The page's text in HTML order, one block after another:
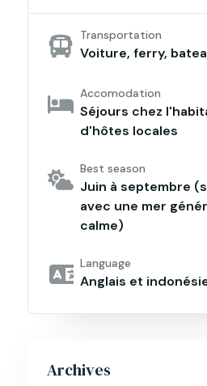
Transportation
Voiture, ferry,
Accomodation
Séjours chez
d'hôtes locales
Best season
Juin à septembre
avec une mer
calme)
Language
Anglais et
Archives